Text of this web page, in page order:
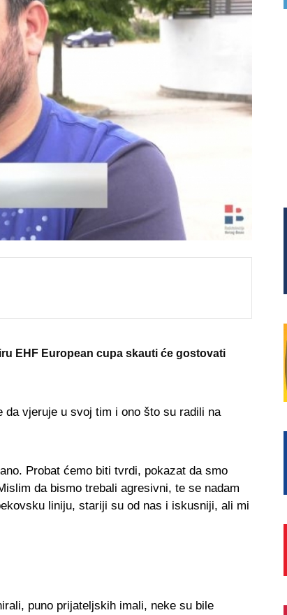
EHF European cupa skauti će gostovati
da vjeruje u svoj tim i ono što su radili na
Probat ćemo biti tvrdi, pokazat da smo
da bismo trebali agresivni, te se nadam
liniju, stariji su od nas i iskusniji, ali mi
puno prijateljskih imali, neke su bile